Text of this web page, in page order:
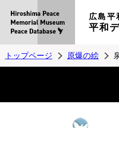
広島平
平和
トップページ 原爆の絵